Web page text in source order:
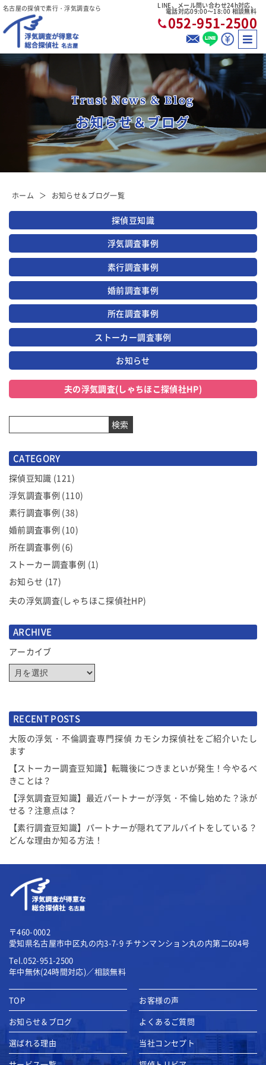
名古屋の探偵で素行・浮気調査なら LINE、メール問い合わせ24h対応、
電話対応09:00〜18:00 相談無料
052-951-2500
Trust News & Blog
お知らせ＆ブログ
ホーム お知らせ＆ブログ一覧
探偵豆知識
浮気調査事例
素行調査事例
婚前調査事例
所在調査事例
ストーカー調査事例
お知らせ
夫の浮気調査(しゃちほこ探偵社HP)
検索
CATEGORY
探偵豆知識 (121)
浮気調査事例 (110)
素行調査事例 (38)
婚前調査事例 (10)
所在調査事例 (6)
ストーカー調査事例 (1)
お知らせ (17)
夫の浮気調査(しゃちほこ探偵社HP)
ARCHIVE
アーカイブ
RECENT POSTS
大阪の浮気・不倫調査専門探偵 カモシカ探偵社をご紹介いたし
ます
【ストーカー調査豆知識】転職後につきまといが発生！今やるべ
きことは？
【浮気調査豆知識】最近パートナーが浮気・不倫し始めた？泳が
せる？注意点は？
【素行調査豆知識】パートナーが隠れてアルバイトをしている？
どんな理由か知る方法！
〒460-0002
愛知県名古屋市中区丸の内3-7-9 チサンマンション丸の内第二604号
Tel.052-951-2500
年中無休(24時間対応)／相談無料
TOP
お知らせ＆ブログ
選ばれる理由
お客様の声
よくあるご質問
当社コンセプト